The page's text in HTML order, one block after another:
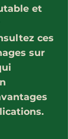
et
ces
sur